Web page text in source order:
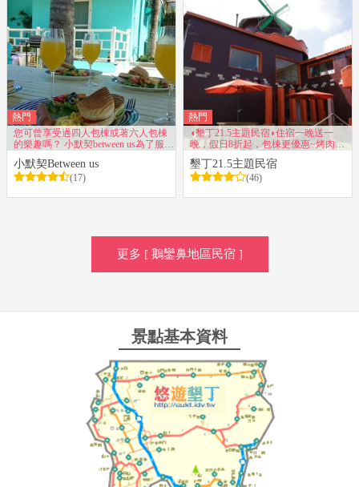
熱門
您可曾享受過四人包棟或著六人包棟
的樂趣嗎？ 小默契between us為了服務
品質，一天只接一組客人噢
小默契Between us
(17)
熱門
◖墾丁21.5主題民宿◗住宿一晚送一
晚，假日8折起，包棟更優惠~烤肉、
觀星~國民旅遊卡特約店
墾丁21.5主題民宿
(46)
更多 [ 鵝鑾鼻地區民宿 ]
景點基本資料